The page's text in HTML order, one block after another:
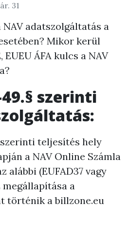
31
adatszolgáltatás a
Mikor kerül
EUEU ÁFA kulcs a NAV
szerinti
szerinti teljesítés hely
a NAV Online Számla
alábbi (EUFAD37 vagy
megállapítása a
történik a billzone.eu